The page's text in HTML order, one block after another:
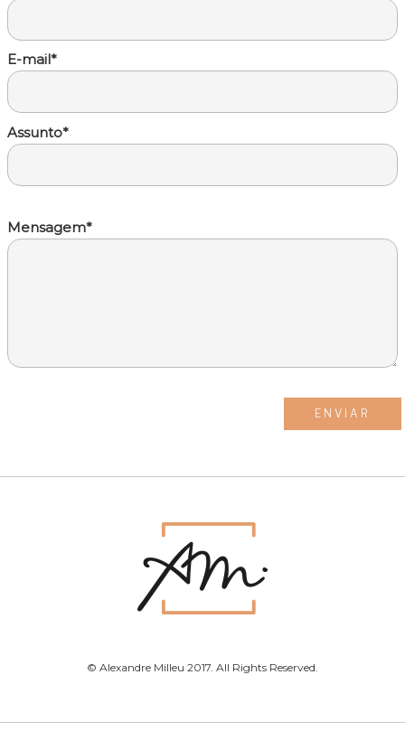
E-mail*
Assunto*
Mensagem*
© Alexandre Milleu 2017. All Rights Reserved.